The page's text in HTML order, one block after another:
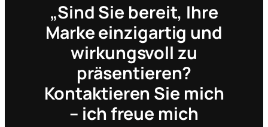
„Sind Sie bereit, Ihre
Marke einzigartig und
wirkungsvoll zu
präsentieren?
Kontaktieren Sie mich
– ich freue mich